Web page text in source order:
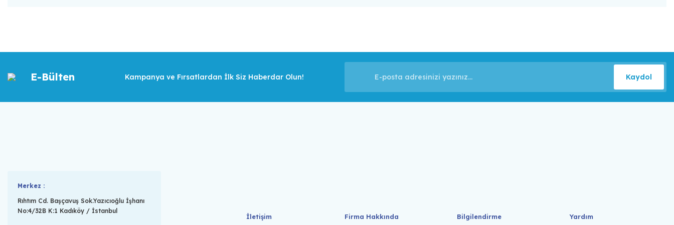
E-Bülten Kampanya ve Fırsatlardan İlk Siz Haberdar Olun! Kaydol
Merkez :
Rıhtım Cd. Başçavuş Sok.Yazıcıoğlu İşhanı
No:4/32B K:1 Kadıköy / İstanbul
İletişim Firma Hakkında Bilgilendirme Yardım